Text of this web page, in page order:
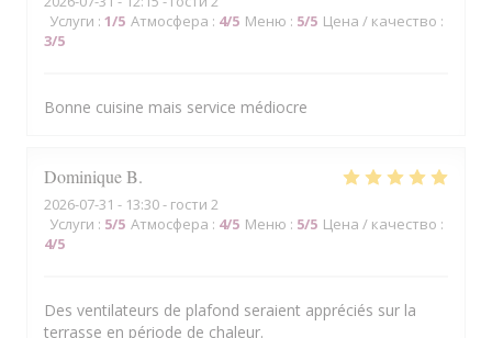
Услуги : 1/5 Атмосфера : 4/5 Меню : 5/5 Цена / качество :
3/5
Bonne cuisine mais service médiocre
DominiqueB
2026-07-31 - 13:30 - гости 2
Услуги : 5/5 Атмосфера : 4/5 Меню : 5/5 Цена / качество :
4/5
Des ventilateurs de plafond seraient appréciés sur la
terrasse en période de chaleur.